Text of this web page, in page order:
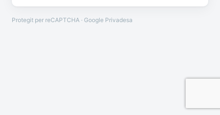
Protegit per reCAPTCHA · Google Privadesa